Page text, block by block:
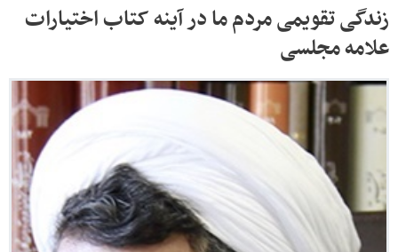
زندگی تقویمی مردم ما در آینه کتاب اختیارات
علامه مجلسی